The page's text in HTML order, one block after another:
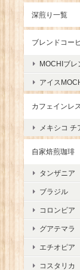
深煎り一覧
ブレンドコー
MOCHIブレ
アイス
カフェインレ
メキシコ
自家焙煎珈琲
タンザニア
ブラジル
コロンビア
グアテマラ
エチオピア
コスタリカ